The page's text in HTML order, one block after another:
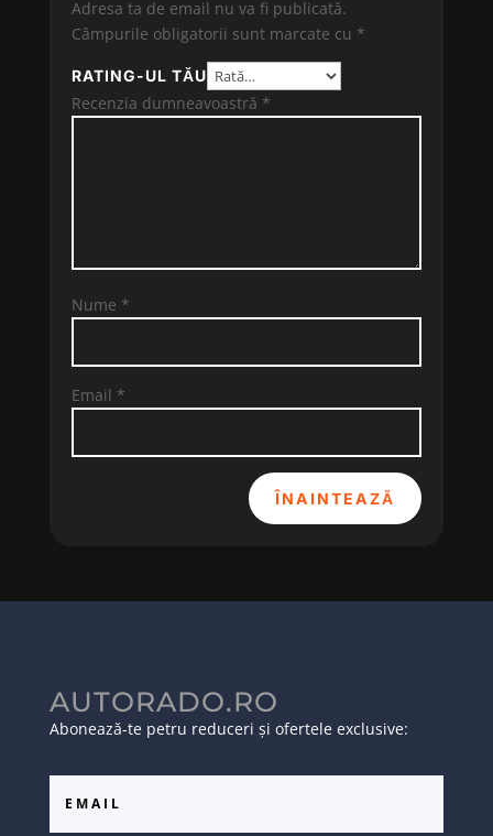
Adresa ta de email nu va fi publicată.
Câmpurile obligatorii sunt marcate cu *
RATING-UL TĂU
Recenzia dumneavoastră *
Nume *
Email *
ÎNAINTEAZĂ
AUTORADO.RO
Abonează-te petru reduceri și ofertele exclusive: